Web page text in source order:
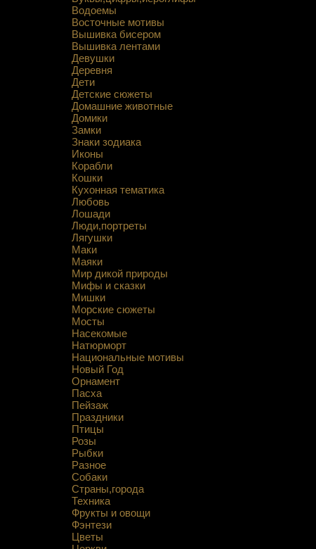
Водоемы
Восточные мотивы
Вышивка бисером
Вышивка лентами
Девушки
Деревня
Дети
Детские сюжеты
Домашние животные
Домики
Замки
Знаки зодиака
Иконы
Корабли
Кошки
Кухонная тематика
Любовь
Лошади
Люди,портреты
Лягушки
Маки
Маяки
Мир дикой природы
Мифы и сказки
Мишки
Морские сюжеты
Мосты
Насекомые
Натюрморт
Национальные мотивы
Новый Год
Орнамент
Пасха
Пейзаж
Праздники
Птицы
Розы
Рыбки
Разное
Собаки
Страны,города
Техника
Фрукты и овощи
Фэнтези
Цветы